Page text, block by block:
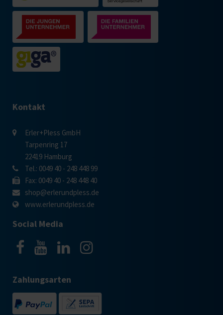
Kontakt
Erler+Pless GmbH
Tarpenring 17
22419 Hamburg
Tel.: 0049 40 - 248 448 99
Fax: 0049 40 - 248 448 40
shop@erlerundpless.de
www.erlerundpless.de
Social Media
Zahlungsarten